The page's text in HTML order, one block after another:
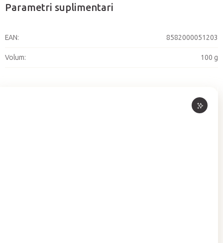
Parametri suplimentari
EAN: 8582000051203
Volum: 100 g